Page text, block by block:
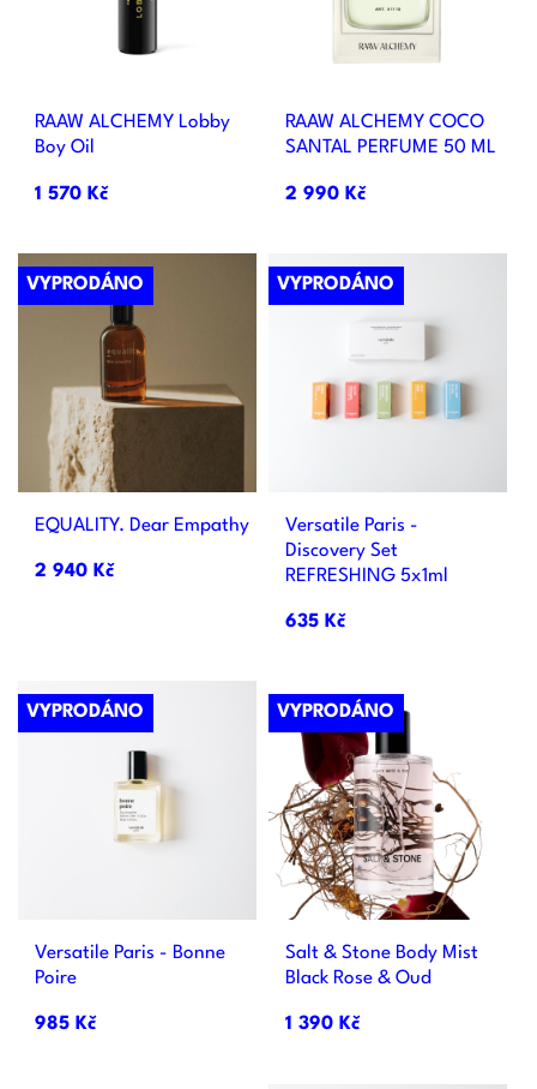
RAAW ALCHEMY Lobby
Boy Oil
1 570 Kč
RAAW ALCHEMY COCO
SANTAL PERFUME 50 ML
2 990 Kč
EQUALITY. Dear Empathy
2 940 Kč
VYPRODÁNO
Versatile Paris -
Discovery Set
REFRESHING 5x1ml
635 Kč
VYPRODÁNO
Versatile Paris - Bonne
Poire
985 Kč
VYPRODÁNO
Salt & Stone Body Mist
Black Rose & Oud
1 390 Kč
VYPRODÁNO